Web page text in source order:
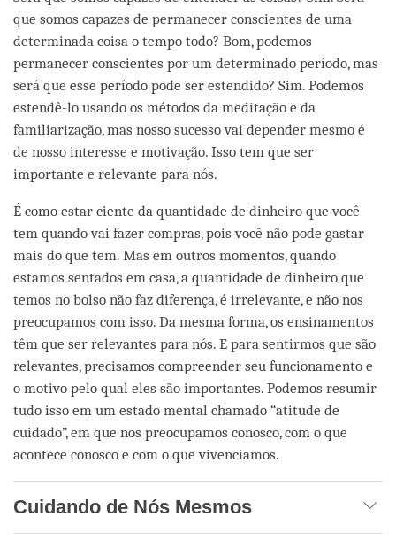
que somos capazes de permanecer conscientes de uma
determinada coisa o tempo todo? Bom, podemos
permanecer conscientes por um determinado período, mas
será que esse período pode ser estendido? Sim. Podemos
estendê-lo usando os métodos da meditação e da
familiarização, mas nosso sucesso vai depender mesmo é
de nosso interesse e motivação. Isso tem que ser
importante e relevante para nós.
É como estar ciente da quantidade de dinheiro que você
tem quando vai fazer compras, pois você não pode gastar
mais do que tem. Mas em outros momentos, quando
estamos sentados em casa, a quantidade de dinheiro que
temos no bolso não faz diferença, é irrelevante, e não nos
preocupamos com isso. Da mesma forma, os ensinamentos
têm que ser relevantes para nós. E para sentirmos que são
relevantes, precisamos compreender seu funcionamento e
o motivo pelo qual eles são importantes. Podemos resumir
tudo isso em um estado mental chamado “atitude de
cuidado”, em que nos preocupamos conosco, com o que
acontece conosco e com o que vivenciamos.
Cuidando de Nós Mesmos